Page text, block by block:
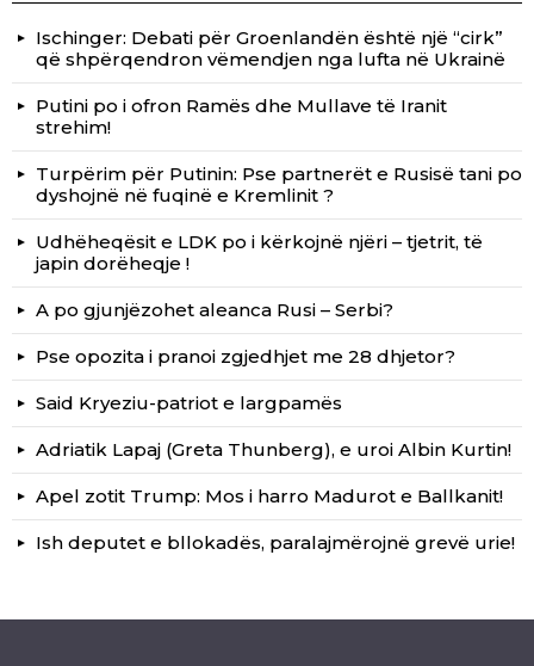
Ischinger: Debati për Groenlandën është një “cirk”
që shpërqendron vëmendjen nga lufta në Ukrainë
Putini po i ofron Ramës dhe Mullave të Iranit
strehim!
Turpërim për Putinin: Pse partnerët e Rusisë tani po
dyshojnë në fuqinë e Kremlinit ?
Udhëheqësit e LDK po i kërkojnë njëri – tjetrit, të
japin dorëheqje !
A po gjunjëzohet aleanca Rusi – Serbi?
Pse opozita i pranoi zgjedhjet me 28 dhjetor?
Said Kryeziu-patriot e largpamës
Adriatik Lapaj (Greta Thunberg), e uroi Albin Kurtin!
Apel zotit Trump: Mos i harro Madurot e Ballkanit!
Ish deputet e bllokadës, paralajmërojnë grevë urie!